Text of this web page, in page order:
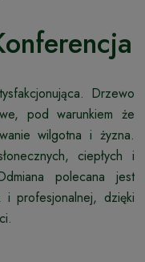
Drzewo
pod warunkiem że
wilgotna i żyzna.
ciepłych i
polecana jest
i profesjonalnej, dzięki